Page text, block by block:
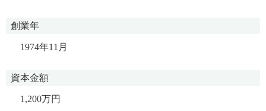
創業年
1974年11月
資本金額
1,200万円